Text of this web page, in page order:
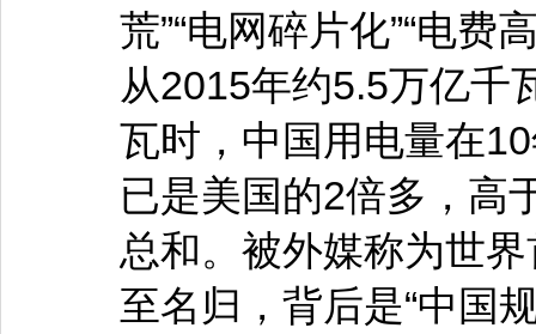
荒”“电网碎片化”“电费
从2015年约5.5万亿千
瓦时，中国用电量在
已是美国的2倍多，高
总和。被外媒称为世
至名归，背后是“中国